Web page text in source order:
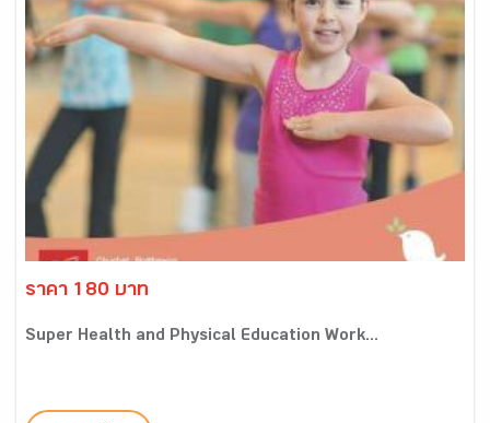
ราคา 180 บาท
Super Health and Physical Education Work...